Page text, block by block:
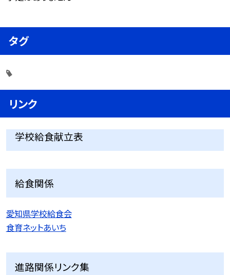
タグ
リンク
学校給食献立表
給食関係
愛知県学校給食会
食育ネットあいち
進路関係リンク集